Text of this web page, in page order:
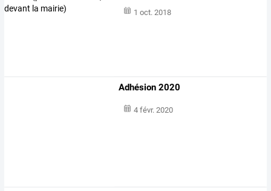
1 oct. 2018
Adhésion 2020
4 févr. 2020